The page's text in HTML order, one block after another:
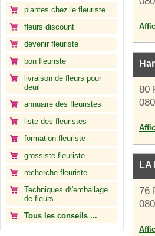
plantes chez le fleuriste
fleurs discount
devenir fleuriste
bon fleuriste
livraison de fleurs pour
deuil
annuaire des fleuristes
liste des fleuristes
formation fleuriste
grossiste fleuriste
recherche fleuriste
Techniques d\'emballage
de fleurs
Tous les conseils ...
80
LA
76